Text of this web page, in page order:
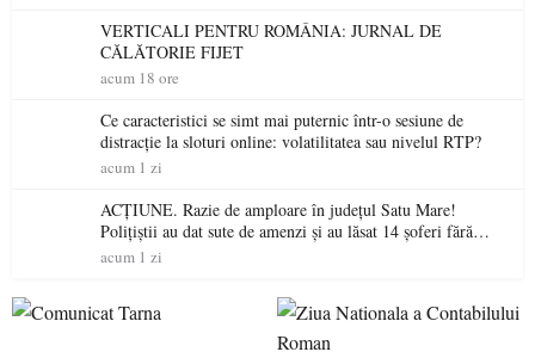
VERTICALI PENTRU ROMÂNIA: JURNAL DE
CĂLĂTORIE FIJET
acum 18 ore
Ce caracteristici se simt mai puternic într-o sesiune de
distracție la sloturi online: volatilitatea sau nivelul RTP?
acum 1 zi
ACȚIUNE. Razie de amploare în județul Satu Mare!
Polițiștii au dat sute de amenzi și au lăsat 14 șoferi fără
permis într-o singură zi
acum 1 zi